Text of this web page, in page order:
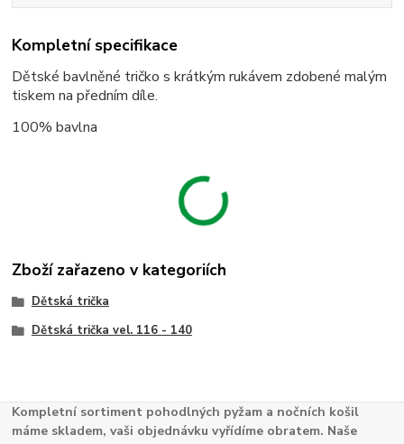
Kompletní specifikace
Dětské bavlněné tričko s krátkým rukávem zdobené malým
tiskem na předním díle.
100% bavlna
Zboží zařazeno v kategoriích
Dětská trička
Dětská trička vel. 116 - 140
Kompletní sortiment pohodlných pyžam a nočních košil
máme skladem, vaši objednávku vyřídíme obratem. Naše